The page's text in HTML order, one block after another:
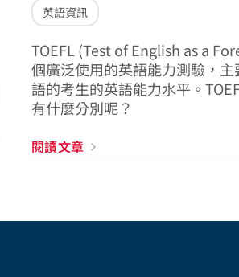
英語資訊
TOEFL (Test of English as a
個廣泛使用的英語能力測驗，
語的考生的英語能力水平。
有什麼分別呢？
閱讀文章